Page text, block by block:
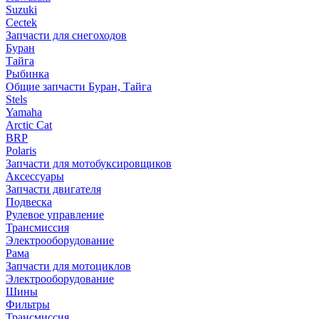
Suzuki
Cectek
Запчасти для снегоходов
Буран
Тайга
Рыбинка
Общие запчасти Буран, Тайга
Stels
Yamaha
Arctic Cat
BRP
Polaris
Запчасти для мотобуксировщиков
Аксессуары
Запчасти двигателя
Подвеска
Рулевое управление
Трансмиссия
Электрооборудование
Рама
Запчасти для мотоциклов
Электрооборудование
Шины
Фильтры